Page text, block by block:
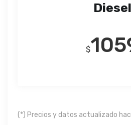
Diesel
$
(*) Precios y datos actualizado